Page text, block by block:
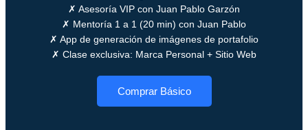
✗ Asesoría VIP con Juan Pablo Garzón
✗ Mentoría 1 a 1 (20 min) con Juan Pablo
✗ App de generación de imágenes de portafolio
✗ Clase exclusiva: Marca Personal + Sitio Web
Comprar Básico